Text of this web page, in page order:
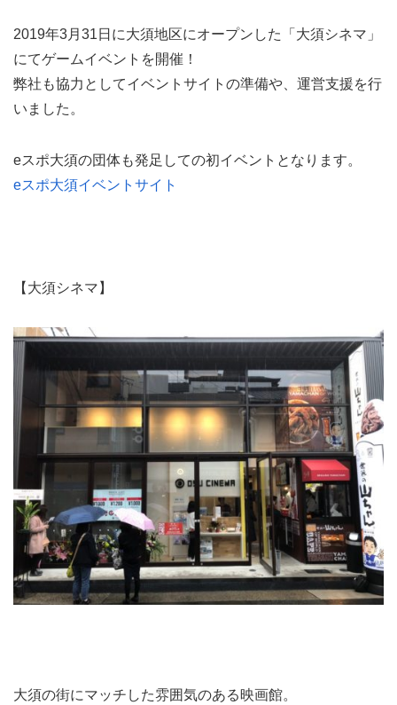
2019年3月31日に大須地区にオープンした「大須シネマ」
にてゲームイベントを開催！
弊社も協力としてイベントサイトの準備や、運営支援を行
いました。
eスポ大須の団体も発足しての初イベントとなります。
eスポ大須イベントサイト
【大須シネマ】
大須の街にマッチした雰囲気のある映画館。